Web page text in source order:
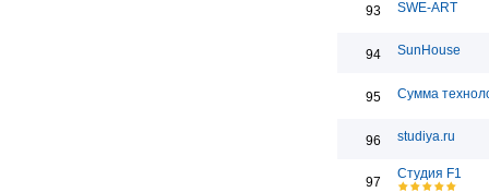
93 SWE-ART
94 SunHouse
95 Сумма
96 studiya.ru
97
Студия F1